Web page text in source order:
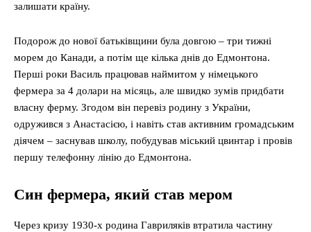
залишати країну.
Подорож до нової батьківщини була довгою – три тижні
морем до Канади, а потім ще кілька днів до Едмонтона.
Перші роки Василь працював наймитом у німецького
фермера за 4 долари на місяць, але швидко зумів придбати
власну ферму. Згодом він перевіз родину з України,
одружився з Анастасією, і навіть став активним громадським
діячем – заснував школу, побудував міський цвинтар і провів
першу телефонну лінію до Едмонтона.
Син фермера, який став мером
Через кризу 1930-х родина Гавриляків втратила частину